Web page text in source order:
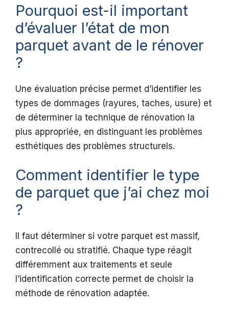
Pourquoi est-il important
d’évaluer l’état de mon
parquet avant de le rénover
?
Une évaluation précise permet d’identifier les
types de dommages (rayures, taches, usure) et
de déterminer la technique de rénovation la
plus appropriée, en distinguant les problèmes
esthétiques des problèmes structurels.
Comment identifier le type
de parquet que j’ai chez moi
?
Il faut déterminer si votre parquet est massif,
contrecollé ou stratifié. Chaque type réagit
différemment aux traitements et seule
l’identification correcte permet de choisir la
méthode de rénovation adaptée.